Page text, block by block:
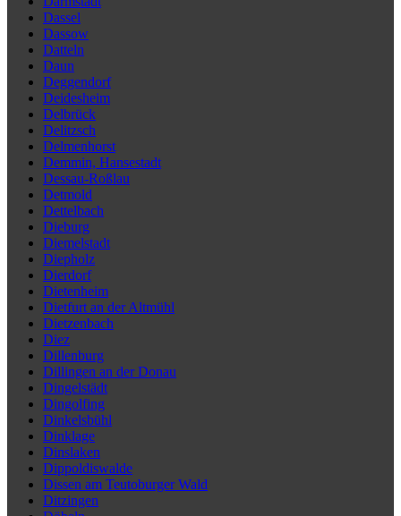
Dassel
Dassow
Datteln
Daun
Deggendorf
Deidesheim
Delbrück
Delitzsch
Delmenhorst
Demmin, Hansestadt
Dessau-Roßlau
Detmold
Dettelbach
Dieburg
Diemelstadt
Diepholz
Dierdorf
Dietenheim
Dietfurt an der Altmühl
Dietzenbach
Diez
Dillenburg
Dillingen an der Donau
Dingelstädt
Dingolfing
Dinkelsbühl
Dinklage
Dinslaken
Dippoldiswalde
Dissen am Teutoburger Wald
Ditzingen